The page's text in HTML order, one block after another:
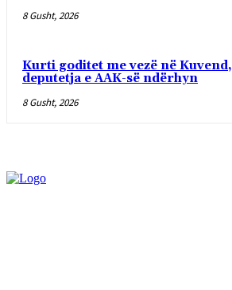
8 Gusht, 2026
Kurti goditet me vezë në Kuvend,
deputetja e AAK-së ndërhyn
8 Gusht, 2026